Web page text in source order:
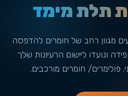
תלת מימד
מגוון רחב של חומרים להדפסה
ונועדו ליישום הרעיונות שלך
פולימרים/ חומרים מורכבים.